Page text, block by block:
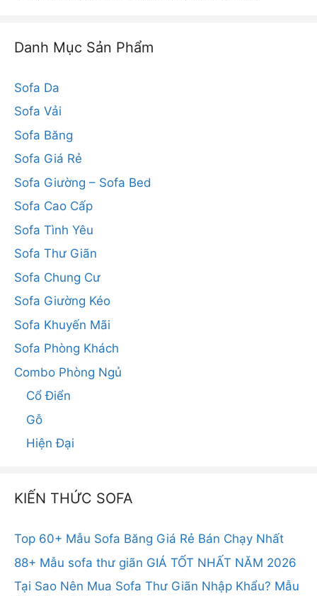
Danh Mục Sản Phẩm
Sofa Da
Sofa Vải
Sofa Băng
Sofa Giá Rẻ
Sofa Giường – Sofa Bed
Sofa Cao Cấp
Sofa Tình Yêu
Sofa Thư Giãn
Sofa Chung Cư
Sofa Giường Kéo
Sofa Khuyến Mãi
Sofa Phòng Khách
Combo Phòng Ngủ
Cổ Điển
Gỗ
Hiện Đại
KIẾN THỨC SOFA
Top 60+ Mẫu Sofa Băng Giá Rẻ Bán Chạy Nhất
88+ Mẫu sofa thư giãn GIÁ TỐT NHẤT NĂM 2026
Tại Sao Nên Mua Sofa Thư Giãn Nhập Khẩu? Mẫu